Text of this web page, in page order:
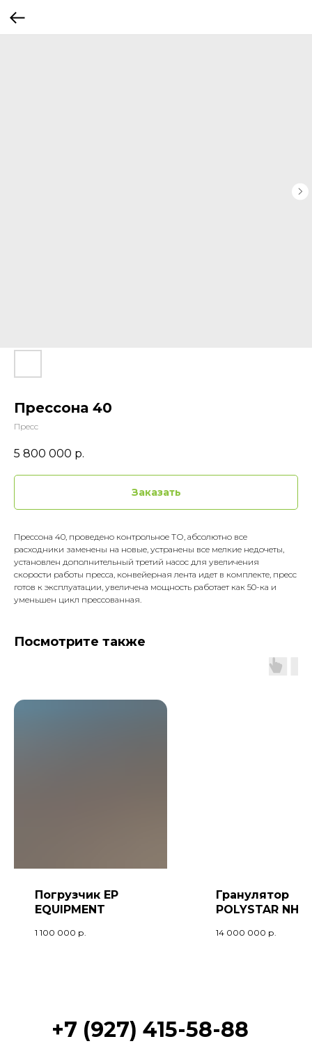
Прессона 40
Пресс
5 800 000 р.
Заказать
Прессона 40, проведено контрольное ТО, абсолютно все
расходники заменены на новые, устранены все мелкие недочеты,
установлен дополнительный третий насос для увеличения
скорости работы пресса, конвейерная лента идет в комплекте, пресс
готов к эксплуатации, увеличена мощность работает как 50-ка и
уменьшен цикл прессованная.
Посмотрите также
Погрузчик EP
EQUIPMENT
1 100 000 р.
Гранулятор
POLYSTAR NHT-
14 000 000 р.
+7 (927) 415-58-88